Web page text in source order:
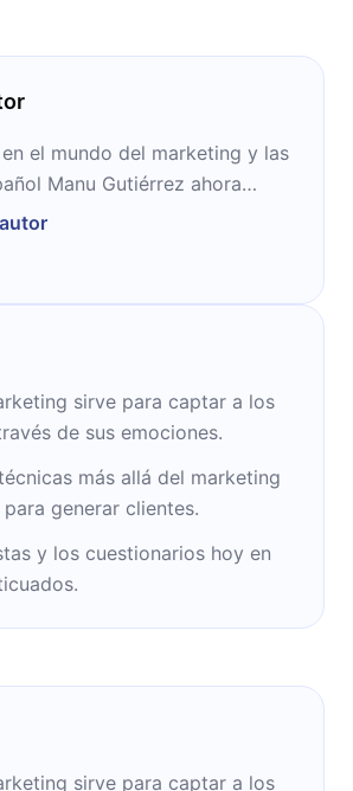
el mundo del marketing y las
Manu Gutiérrez ahora
y forma equipos
donde ayuda a
y Emprendedores a
organizaciones saludables y
Emocional por la
de La Rioja.
sirve para captar a los
de sus emociones.
más allá del marketing
generar clientes.
y los cuestionarios hoy en
sirve para captar a los